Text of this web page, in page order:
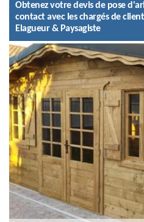
Obtenez votre devis de pose
contact avec les chargés de
Elagueur & Paysagiste